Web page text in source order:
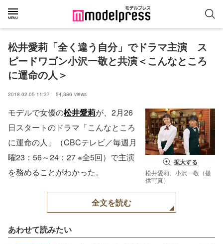
松井愛莉「全く違う自分」でドラマ主演　ス
ピードワゴン小沢一敬と共演＜こんなところ
に運命の人＞
2018.02.05 11:37 54,386 views
拡大する
松井愛莉、小沢一敬（提
供写真）
モデルで女優の松井愛莉が、2月26
日スタートのドラマ「こんなところ
に運命の人」（CBCテレビ／毎週月
曜23：56～24：27 ※全5回）で主演
を務めることがわかった。
全文を読む
あわせて読みたい